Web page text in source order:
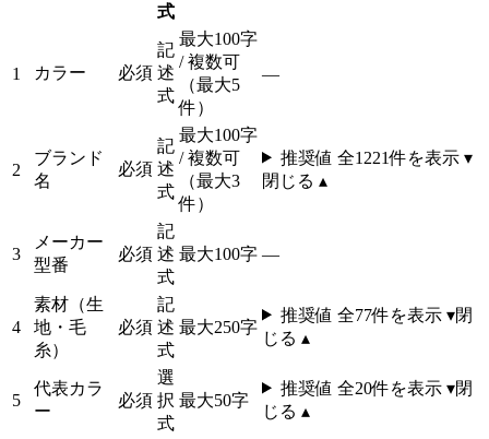
式
1 カラー 必須
記
述
式
最大100字
/ 複数可
（最大5
件）
—
2
ブランド
名
必須
記
述
式
最大100字
/ 複数可
（最大3
件）
推奨値 全1221件を表示 ▾
閉じる ▴
3
メーカー
型番
必須
記
述
式
最大100字 —
4
素材（生
地・毛
糸）
必須
記
述
式
最大250字
推奨値 全77件を表示 ▾閉
じる ▴
5
代表カラ
ー
必須
選
択
式
最大50字
推奨値 全20件を表示 ▾閉
じる ▴